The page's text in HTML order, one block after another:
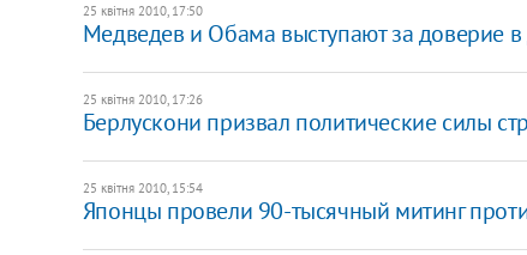
25 квітня 2010, 17:50
Медведев и Обама выступают за доверие в
25 квітня 2010, 17:26
Берлускони призвал политические силы
25 квітня 2010, 15:54
Японцы провели 90-тысячный митинг